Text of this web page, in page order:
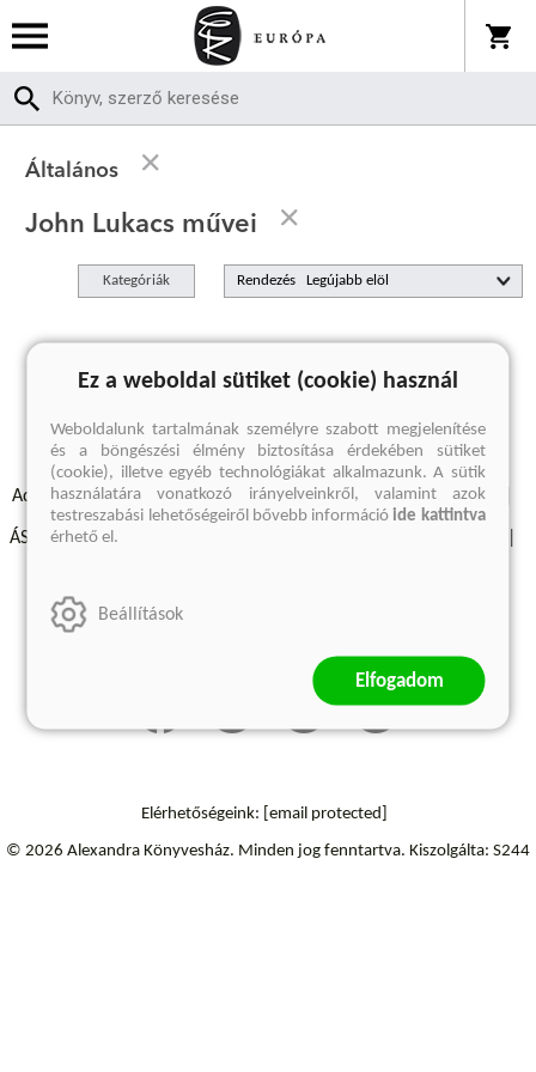
Általános
John Lukacs művei
Kategóriák Rendezés
A keresett kifejezésre nincs találat
Adatvédelmi szabályzatok Elállási felmondási nyilatkozat
ÁSZF - Vásárlási feltételek
Elérhetőségeink: [email protected]
© 2026 Alexandra Könyvesház. Minden jog fenntartva. Kiszolgálta: S244
Ez a weboldal sütiket (cookie) használ
Weboldalunk tartalmának személyre szabott megjelenítése
és a böngészési élmény biztosítása érdekében sütiket
(cookie), illetve egyéb technológiákat alkalmazunk. A sütik
használatára vonatkozó irányelveinkről, valamint azok
testreszabási lehetőségeiről bővebb információide kattintva
érhető el.
Beállítások
Elfogadom